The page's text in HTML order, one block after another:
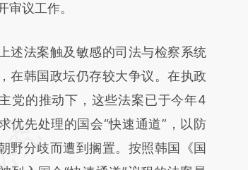
审议工作。
法案触及敏感的司法与检察系统
在韩国政坛仍存较大争议。在执政
党的推动下，这些法案已于今年4
优先处理的国会“快速通道”，以防
野分歧而遭到搁置。按照韩国《国